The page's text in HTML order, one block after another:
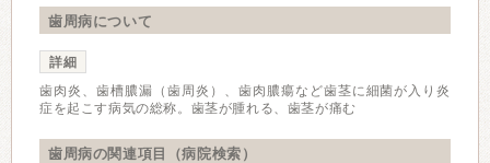
歯周病について
詳細
歯肉炎、歯槽膿漏（歯周炎）、歯肉膿瘍など歯茎に細菌が入り炎
症を起こす病気の総称。歯茎が腫れる、歯茎が痛む
歯周病の関連項目（病院検索）